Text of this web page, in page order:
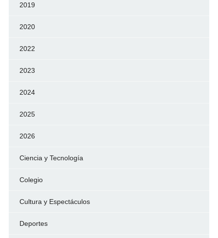
2019
2020
2022
2023
2024
2025
2026
Ciencia y Tecnología
Colegio
Cultura y Espectáculos
Deportes